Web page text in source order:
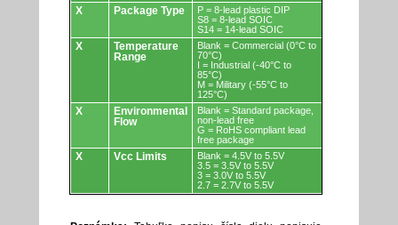
X Package Type
P = 8-lead plastic DIP
S8 = 8-lead SOIC
S14 = 14-lead SOIC
X
Temperature
Range
Blank = Commercial (0°C to
70°C)
I = Industrial (-40°C to
85°C)
M = Military (-55°C to
125°C)
X
Environmental
Flow
Blank = Standard package,
non-lead free
G = RoHS compliant lead
free package
X Vcc Limits
Blank = 4.5V to 5.5V
3.5 = 3.5V to 5.5V
3 = 3.0V to 5.5V
2.7 = 2.7V to 5.5V